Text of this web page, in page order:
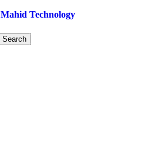
Mahid Technology
Search